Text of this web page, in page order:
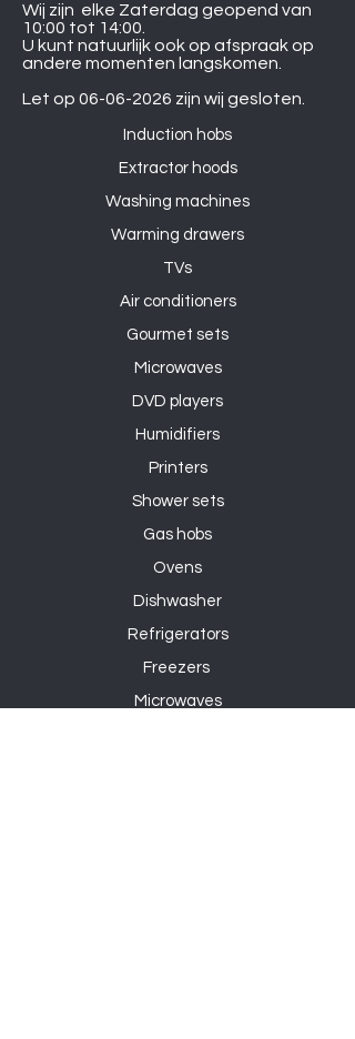
Wij zijn elke Zaterdag geopend van
10:00 tot 14:00.
U kunt natuurlijk ook op afspraak op
andere momenten langskomen.
Let op 06-06-2026 zijn wij gesloten.
Induction hobs
Extractor hoods
Washing machines
Warming drawers
TVs
Air conditioners
Gourmet sets
Microwaves
DVD players
Humidifiers
Printers
Shower sets
Gas hobs
Ovens
Dishwasher
Refrigerators
Freezers
Microwaves